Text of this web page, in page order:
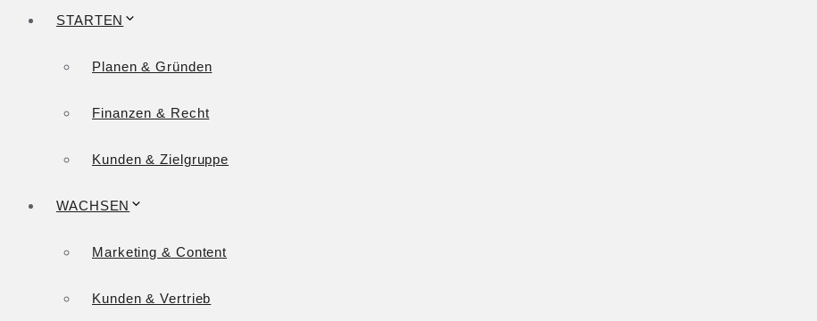
STARTEN
Planen & Gründen
Finanzen & Recht
Kunden & Zielgruppe
WACHSEN
Marketing & Content
Kunden & Vertrieb